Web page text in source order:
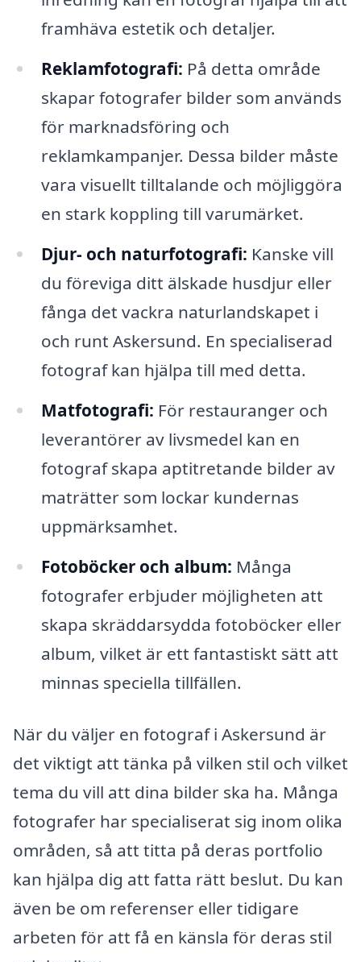
framhäva estetik och detaljer.
Reklamfotografi: På detta område
skapar fotografer bilder som används
för marknadsföring och
reklamkampanjer. Dessa bilder måste
vara visuellt tilltalande och möjliggöra
en stark koppling till varumärket.
Djur- och naturfotografi: Kanske vill
du föreviga ditt älskade husdjur eller
fånga det vackra naturlandskapet i
och runt Askersund. En specialiserad
fotograf kan hjälpa till med detta.
Matfotografi: För restauranger och
leverantörer av livsmedel kan en
fotograf skapa aptitretande bilder av
maträtter som lockar kundernas
uppmärksamhet.
Fotoböcker och album: Många
fotografer erbjuder möjligheten att
skapa skräddarsydda fotoböcker eller
album, vilket är ett fantastiskt sätt att
minnas speciella tillfällen.
När du väljer en fotograf i Askersund är
det viktigt att tänka på vilken stil och vilket
tema du vill att dina bilder ska ha. Många
fotografer har specialiserat sig inom olika
områden, så att titta på deras portfolio
kan hjälpa dig att fatta rätt beslut. Du kan
även be om referenser eller tidigare
arbeten för att få en känsla för deras stil